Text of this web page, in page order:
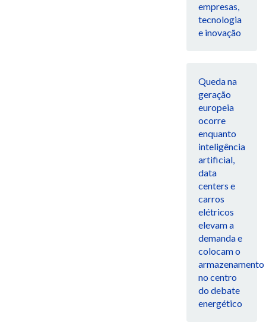
empresas,
tecnologia
e inovação
Queda na
geração
europeia
ocorre
enquanto
inteligência
artificial,
data
centers e
carros
elétricos
elevam a
demanda e
colocam o
armazenamento
no centro
do debate
energético